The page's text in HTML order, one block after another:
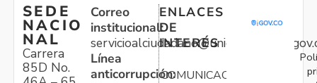
SEDE
NACIO
NAL
Carrera
85D No.
Correo
institucional:
Línea
anticorrupción:
ENLACES
DE
INTERÉS
COMUNICACIONES